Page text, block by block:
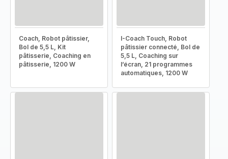
Coach, Robot pâtissier,
Bol de 5,5 L, Kit
pâtisserie, Coaching en
pâtisserie, 1200 W
I-Coach Touch, Robot
pâtissier connecté, Bol de
5,5 L, Coaching sur
l’écran, 21 programmes
automatiques, 1200 W